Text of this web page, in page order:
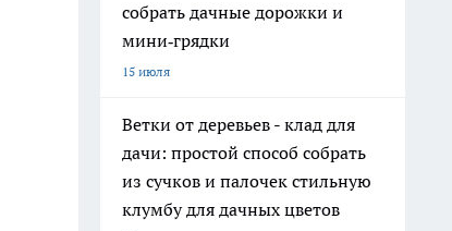
собрать дачные дорожки и
мини‑грядки
15 июля
Ветки от деревьев - клад для
дачи: простой способ собрать
из сучков и палочек стильную
клумбу для дачных цветов